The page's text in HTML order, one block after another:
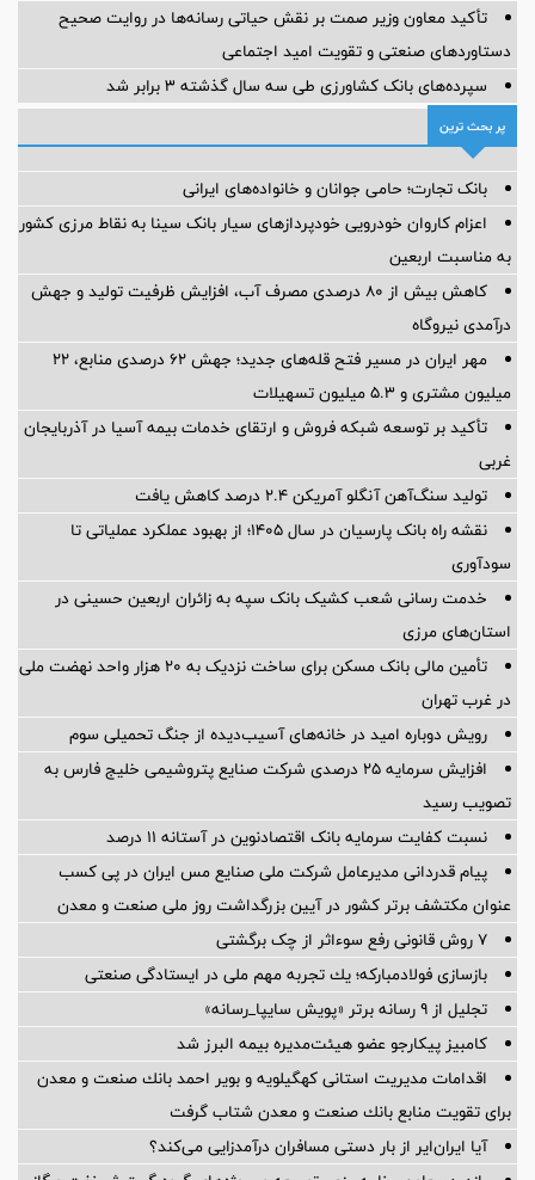
تأکید معاون وزیر صمت بر نقش حیاتی رسانه‌ها در روایت صحیح
دستاوردهای صنعتی و تقویت امید اجتماعی
سپرده‌های بانک کشاورزی طی سه سال گذشته ۳ برابر شد
پر بحث ترین
بانک تجارت؛ حامی جوانان و خانواده‌های ایرانی
اعزام کاروان خودرویی خودپردازهای سیار بانک سینا به نقاط مرزی کشور
به مناسبت اربعین
کاهش بیش از ۸۰ درصدی مصرف آب، افزایش ظرفیت تولید و جهش
درآمدی نیروگاه
مهر ایران در مسیر فتح قله‌های جدید؛ جهش ۶۲ درصدی منابع، ۲۲
میلیون مشتری و ۵.۳ میلیون تسهیلات
تأکید بر توسعه شبکه فروش و ارتقای خدمات بیمه آسیا در آذربایجان
غربی
تولید سنگ‌آهن آنگلو آمریکن ۲.۴ درصد کاهش یافت
نقشه راه بانک پارسیان در سال ۱۴۰۵؛ از بهبود عملکرد عملیاتی تا
سودآوری
خدمت رسانی شعب کشیک بانک سپه به زائران اربعین حسینی در
استان‌‌های مرزی
تأمین مالی بانک مسکن برای ساخت نزدیک به ۲۰ هزار واحد نهضت ملی
در غرب تهران
رویش دوباره امید در خانه‌های آسیب‌دیده از جنگ تحمیلی سوم
افزایش سرمایه ۲۵ درصدی شرکت صنایع پتروشیمی خلیج فارس به
تصویب رسید
نسبت کفایت سرمایه بانک اقتصادنوین در آستانه 11 درصد
پیام قدردانی مدیرعامل شرکت ملی صنایع مس ایران در پی کسب
عنوان مکتشف برتر کشور در آیین بزرگداشت روز ملی صنعت و معدن
۷ روش قانونی رفع سوء‌اثر از چک برگشتی
بازسازی فولادمباركه؛ یك تجربه مهم ملی در ایستادگی صنعتی
تجلیل از ۹ رسانه برتر «پویش سایپا_رسانه»
کامبیز پیکارجو عضو هیئت‌مدیره بيمه البرز شد
اقدامات مدیریت استانی كهگیلویه و بویر احمد بانك صنعت و معدن
برای تقویت منابع بانك صنعت و معدن شتاب گرفت
آیا ایران‌ایر از بار دستی مسافران درآمدزایی می‌کند؟